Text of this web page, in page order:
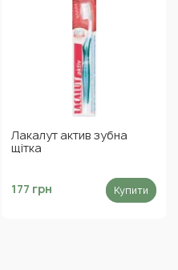
Лакалут актив зубна
щітка
177 грн Купити